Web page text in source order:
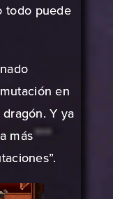
todo puede
en
Y ya
más